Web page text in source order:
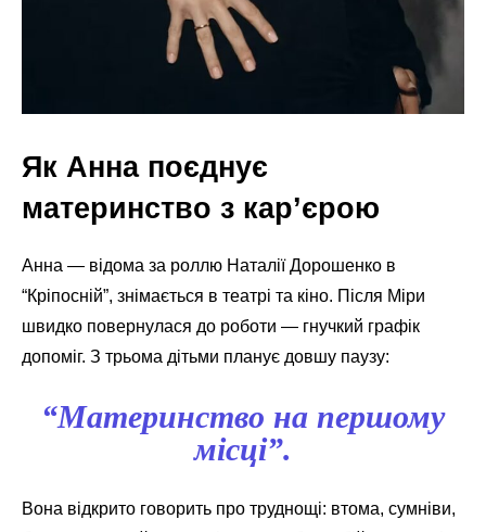
Як Анна поєднує
материнство з кар’єрою
Анна — відома за роллю Наталії Дорошенко в
“Кріпосній”, знімається в театрі та кіно. Після Міри
швидко повернулася до роботи — гнучкий графік
допоміг. З трьома дітьми планує довшу паузу:
“Материнство на першому
місці”.
Вона відкрито говорить про труднощі: втома, сумніви,